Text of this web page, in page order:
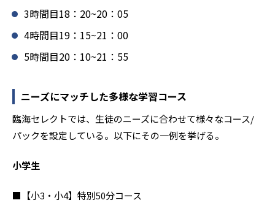
3時間目18：20~20：05
4時間目19：15~21：00
5時間目20：10~21：55
ニーズにマッチした多様な学習コース
臨海セレクトでは、生徒のニーズに合わせて様々なコース/
パックを設定している。以下にその一例を挙げる。
小学生
■【小3・小4】特別50分コース